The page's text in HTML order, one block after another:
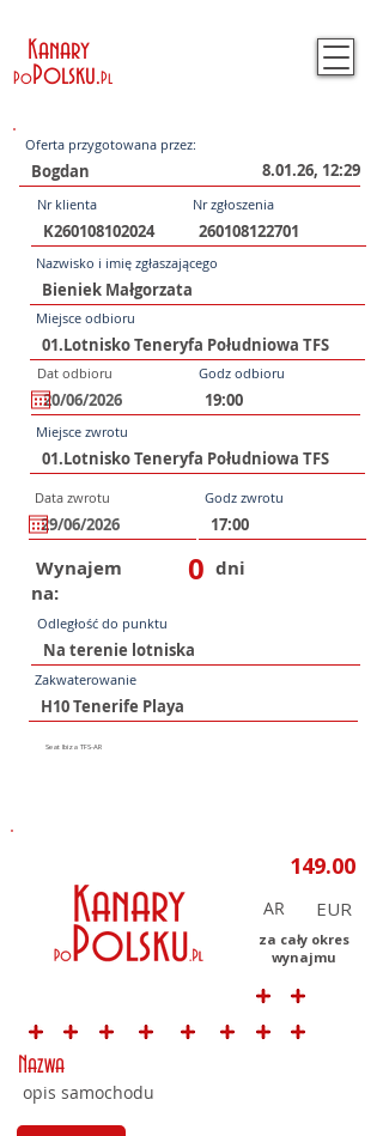
Kanary
PoPolsku.Pl
Oferta przygotowana przez:
8.01.26, 12:29
Nr klienta Nr zgłoszenia
Nazwisko i imię zgłaszającego
Miejsce odbioru
Dat odbioru Godz odbioru
Miejsce zwrotu
Data zwrotu Godz zwrotu
Wynajem
na:
0 dni
Odległość do punktu
Zakwaterowanie
AR
za cały okres
wynajmu
Nazwa
opis samochodu